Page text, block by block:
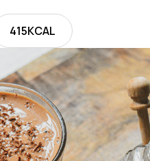
415KCAL